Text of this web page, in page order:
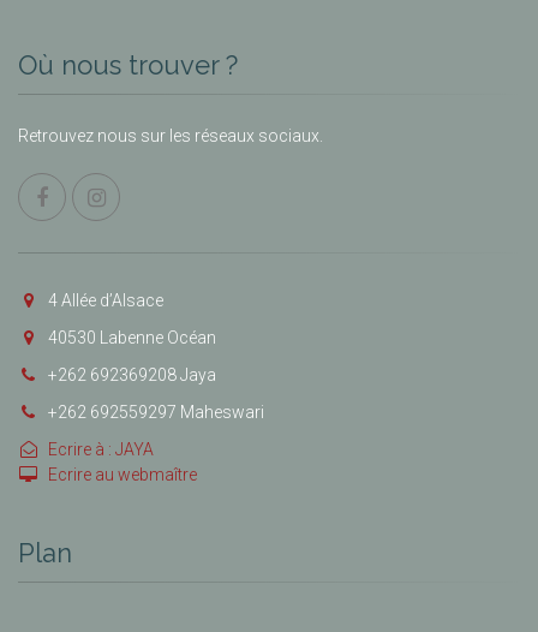
Où nous trouver ?
Retrouvez nous sur les réseaux sociaux.
4 Allée d’Alsace
40530 Labenne Océan
+262 692369208 Jaya
+262 692559297 Maheswari
Ecrire à : JAYA
Ecrire au webmaître
Plan